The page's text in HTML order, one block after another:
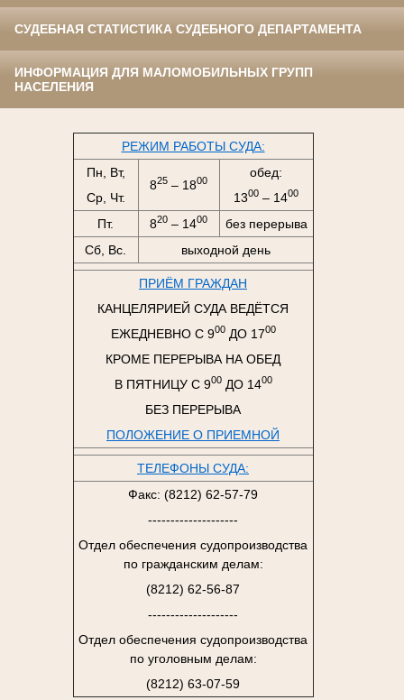
СУДЕБНАЯ СТАТИСТИКА СУДЕБНОГО ДЕПАРТАМЕНТА
ИНФОРМАЦИЯ ДЛЯ МАЛОМОБИЛЬНЫХ ГРУПП
НАСЕЛЕНИЯ
РЕЖИМ РАБОТЫ СУДА:
Пн, Вт,
Ср, Чт.
825 – 1800
обед:
1300 – 1400
Пт. 820 – 1400
без перерыва
Сб, Вс.
выходной день
ПРИЁМ ГРАЖДАН
КАНЦЕЛЯРИЕЙ СУДА ВЕДЁТСЯ
ЕЖЕДНЕВНО С 900ДО 1700
КРОМЕ ПЕРЕРЫВА НА ОБЕД
В ПЯТНИЦУ С 900ДО 1400
БЕЗ ПЕРЕРЫВА
ПОЛОЖЕНИЕ О ПРИЕМНОЙ
ТЕЛЕФОНЫ СУДА:
Факс: (8212) 62-57-79
--------------------
Отдел обеспечения судопроизводства
по гражданским делам:
(8212) 62-56-87
--------------------
Отдел обеспечения судопроизводства
по уголовным делам:
(8212) 63-07-59